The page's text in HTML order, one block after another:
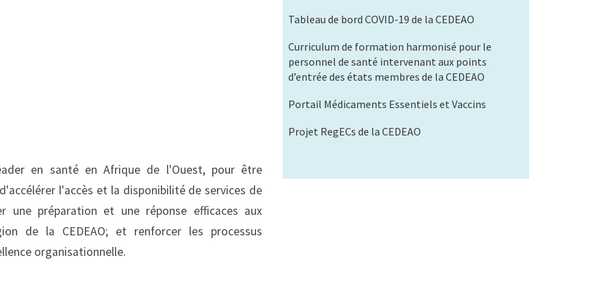
en santé en Afrique de l'Ouest, pour être
l'accès et la disponibilité de services de
une préparation et une réponse efficaces aux
de la CEDEAO; et renforcer les processus
organisationnelle.
Tableau de bord COVID-19 de la CEDEAO
Curriculum de formation harmonisé pour le
personnel de santé intervenant aux points
d’entrée des états membres de la CEDEAO
Portail Médicaments Essentiels et Vaccins
Projet RegECs de la CEDEAO